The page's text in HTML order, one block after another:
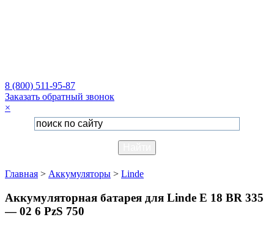
8 (800) 511-95-87
Заказать обратный звонок
×
Главная > Аккумуляторы > Linde
Аккумуляторная батарея для Linde E 18 BR 335
— 02 6 PzS 750